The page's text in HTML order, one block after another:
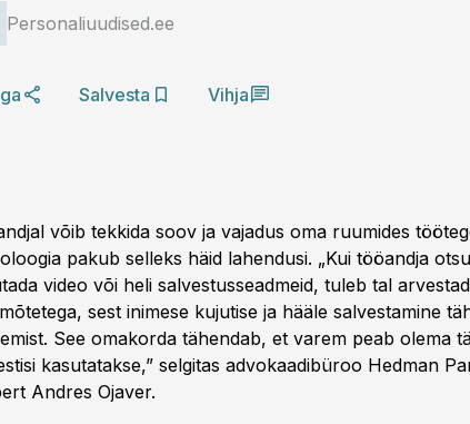
Personaliuudised.ee
Salvesta Vihja
võib tekkida soov ja vajadus oma ruumides
pakub selleks häid lahendusi. „Kui tööandja
video või heli salvestusseadmeid, tuleb tal
sest inimese kujutise ja hääle salvestamine
See omakorda tähendab, et varem peab olema
kasutatakse,” selgitas advokaadibüroo Hedman
Andres Ojaver.